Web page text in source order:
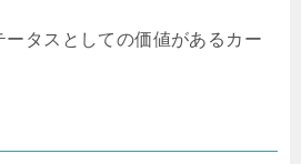
タスとしての価値があるカー